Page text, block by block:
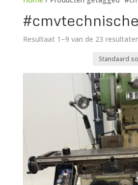
Resultaat 1–9 van de 23